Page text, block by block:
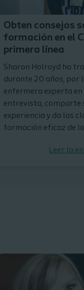
Obten consejos
formación en el
primera línea
Sharon Holroyd ha
durante 20 años, por
enfermera experta en
entrevista, comparte
experiencia y da las
formación eficaz de
Leer la